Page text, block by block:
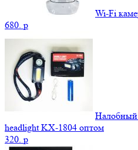
Wi-Fi
680. p
Налобный
headlight KX-1804 оптом
320. p